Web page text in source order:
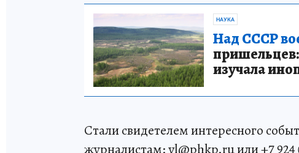
НАУКА
Над СССР
пришельцев:
изучала
Стали свидетелем интересного